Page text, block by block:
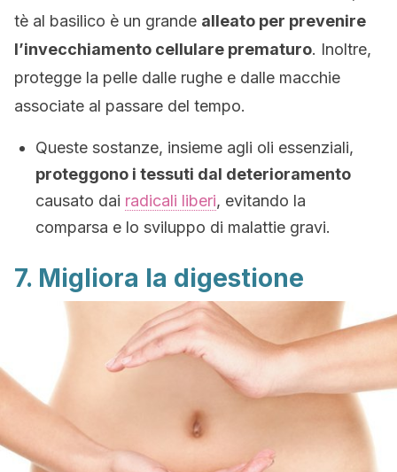
tè al basilico è un grande alleato per prevenire
l’invecchiamento cellulare prematuro. Inoltre,
protegge la pelle dalle rughe e dalle macchie
associate al passare del tempo.
Queste sostanze, insieme agli oli essenziali,
proteggono i tessuti dal deterioramento
causato dai radicali liberi, evitando la
comparsa e lo sviluppo di malattie gravi.
7. Migliora la digestione